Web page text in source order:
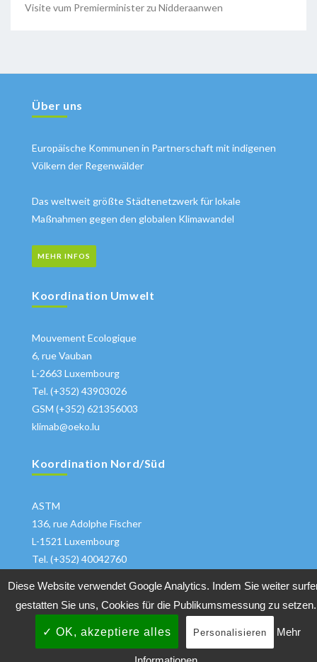
Visite vum Premierminister zu Nidderaanwen
Über uns
Europäische Kommunen in Partnerschaft mit indigenen
Völkern der Regenwälder
Das weltweit größte Städtenetzwerk für lokale
Maßnahmen gegen den globalen Klimawandel
MEHR INFOS
Koordination Umwelt
Mouvement Ecologique
6, rue Vauban
L-2663 Luxembourg
Tel. (+352) 43903026
GSM (+352) 621356003
klimab@oeko.lu
Koordination Nord/Süd
ASTM
136, rue Adolphe Fischer
L-1521 Luxembourg
Tel. (+352) 40042760
Copyrights 2018 All Rights ReservedKlimabuendnis|
Diese Website verwendet Google Analytics. Indem Sie weiter
gestatten Sie uns, Cookies für die Publikumsmessung zu setzen.
✓ OK, akzeptiere alles Personalisieren Mehr